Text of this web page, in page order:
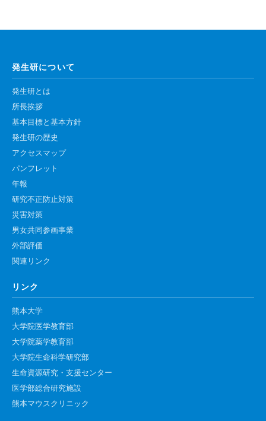
発生研について
発生研とは
所長挨拶
基本目標と基本方針
発生研の歴史
アクセスマップ
パンフレット
年報
研究不正防止対策
災害対策
男女共同参画事業
外部評価
関連リンク
リンク
熊本大学
大学院医学教育部
大学院薬学教育部
大学院生命科学研究部
生命資源研究・支援センター
医学部総合研究施設
熊本マウスクリニック